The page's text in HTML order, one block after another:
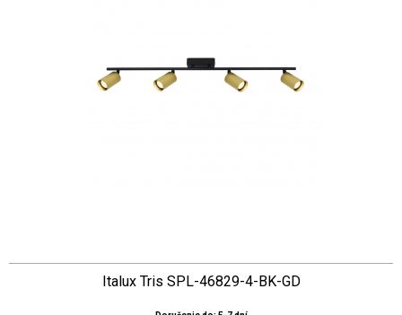
Italux Tris SPL-46829-4-BK-GD